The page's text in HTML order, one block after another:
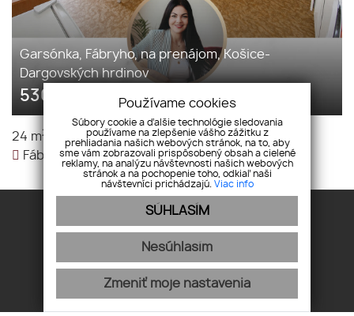
Garsónka, Fábryho, na prenájom, Košice-
Dargovských hrdinov
530
24 m2 Garsónka| 530 €/mesiac
Fábryho, Košice-Dargovských hrdinov,
Makléri
Financovanie
Kontakt
Používame cookies
Súbory cookie a ďalšie technológie sledovania
používame na zlepšenie vášho zážitku z
prehliadania našich webových stránok, na to, aby
sme vám zobrazovali prispôsobený obsah a cielené
reklamy, na analýzu návštevnosti našich webových
stránok a na pochopenie toho, odkiaľ naši
návštevníci prichádzajú. Viac info
SÚHLASÍM
Nesúhlasím
Zmeniť moje nastavenia